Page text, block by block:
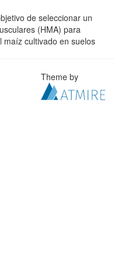
de seleccionar un
(HMA) para
maíz cultivado en suelos
Theme by